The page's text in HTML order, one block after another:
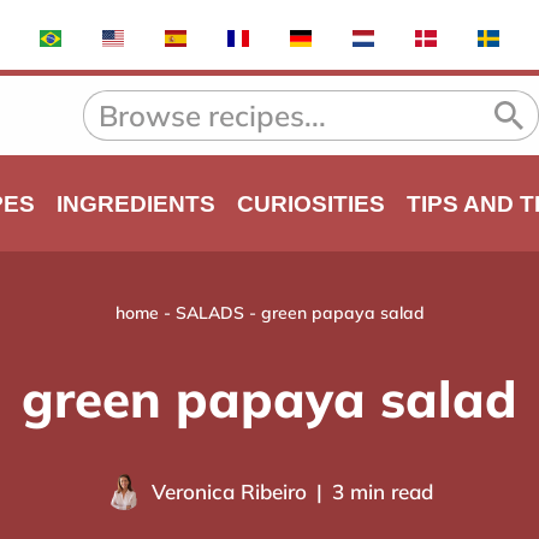
INGREDIENTS CURIOSITIES TIPS AND
home - SALADS- green papaya salad
green papaya salad
Veronica Ribeiro 3 min read